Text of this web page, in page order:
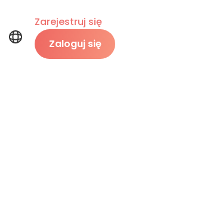
Zarejestruj się
Zaloguj się